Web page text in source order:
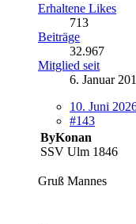
Erhaltene Likes
713
Beiträge
32.967
Mitglied seit
6. Januar
10. Juni
#143
ByKonan
SSV Ulm 1846
Gruß Mannes